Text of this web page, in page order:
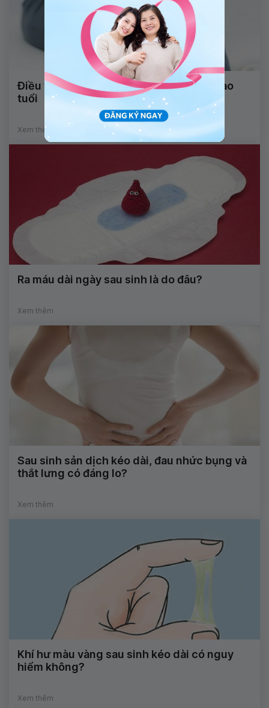
Điều trị đau cơ xương khớp cho người cao
tuổi
Xem thêm
Ra máu dài ngày sau sinh là do đâu?
Xem thêm
Sau sinh sản dịch kéo dài, đau nhức bụng và
thắt lưng có đáng lo?
Xem thêm
Khí hư màu vàng sau sinh kéo dài có nguy
hiểm không?
Xem thêm